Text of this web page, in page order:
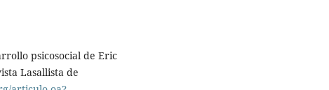
psicosocial de Eric
Lasallista de